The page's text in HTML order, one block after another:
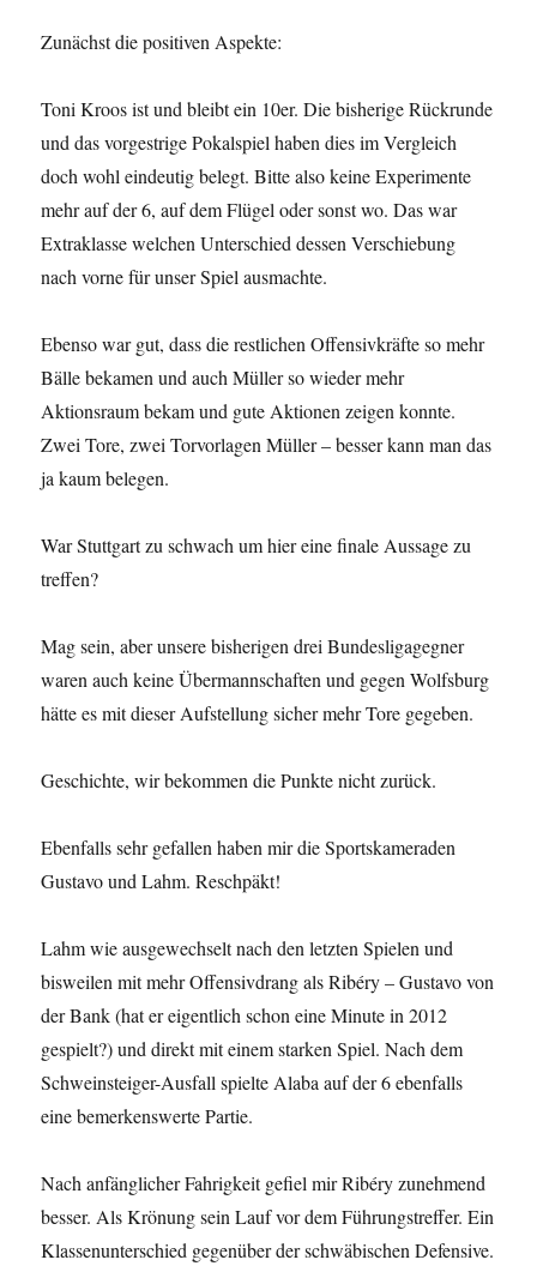
Zunächst die positiven Aspekte:
Toni Kroos ist und bleibt ein 10er. Die bisherige Rückrunde
und das vorgestrige Pokalspiel haben dies im Vergleich
doch wohl eindeutig belegt. Bitte also keine Experimente
mehr auf der 6, auf dem Flügel oder sonst wo. Das war
Extraklasse welchen Unterschied dessen Verschiebung
nach vorne für unser Spiel ausmachte.
Ebenso war gut, dass die restlichen Offensivkräfte so mehr
Bälle bekamen und auch Müller so wieder mehr
Aktionsraum bekam und gute Aktionen zeigen konnte.
Zwei Tore, zwei Torvorlagen Müller – besser kann man das
ja kaum belegen.
War Stuttgart zu schwach um hier eine finale Aussage zu
treffen?
Mag sein, aber unsere bisherigen drei Bundesligagegner
waren auch keine Übermannschaften und gegen Wolfsburg
hätte es mit dieser Aufstellung sicher mehr Tore gegeben.
Geschichte, wir bekommen die Punkte nicht zurück.
Ebenfalls sehr gefallen haben mir die Sportskameraden
Gustavo und Lahm. Reschpäkt!
Lahm wie ausgewechselt nach den letzten Spielen und
bisweilen mit mehr Offensivdrang als Ribéry – Gustavo von
der Bank (hat er eigentlich schon eine Minute in 2012
gespielt?) und direkt mit einem starken Spiel. Nach dem
Schweinsteiger-Ausfall spielte Alaba auf der 6 ebenfalls
eine bemerkenswerte Partie.
Nach anfänglicher Fahrigkeit gefiel mir Ribéry zunehmend
besser. Als Krönung sein Lauf vor dem Führungstreffer. Ein
Klassenunterschied gegenüber der schwäbischen Defensive.